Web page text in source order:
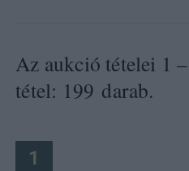
Az aukció tételei 1
tétel: 199 darab.
1